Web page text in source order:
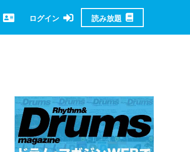
ログイン 読み放題